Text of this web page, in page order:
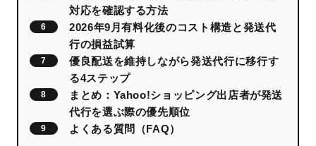
対応を確認する方法
2026年9月有料化後のコスト構造と発送代
行の損益試算
優良配送を維持しながら発送代行に移行す
る4ステップ
まとめ：Yahoo!ショッピング出店者が発送
代行を選ぶ際の優先順位
よくある質問（FAQ）